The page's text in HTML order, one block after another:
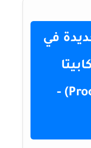
في
(Procapita Group) -